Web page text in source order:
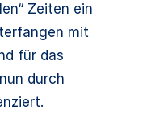
Zeiten ein
mit
für das
durch